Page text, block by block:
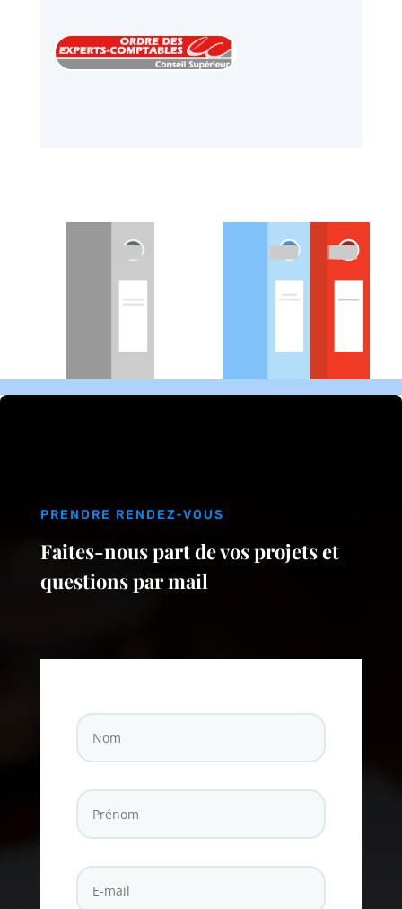
PRENDRE RENDEZ-VOUS
Faites-nous part de vos projets et
questions par mail